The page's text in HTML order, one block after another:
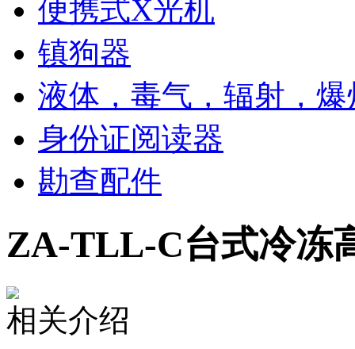
便携式X光机
镇狗器
液体，毒气，辐射，
身份证阅读器
勘查配件
ZA-TLL-C台式冷冻
相关介绍